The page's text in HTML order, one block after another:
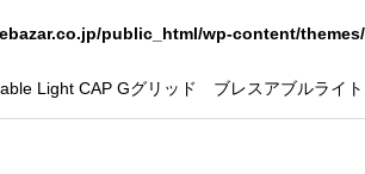
public_html/wp-content/
Light CAP Gグリッド ブレスアブルラ